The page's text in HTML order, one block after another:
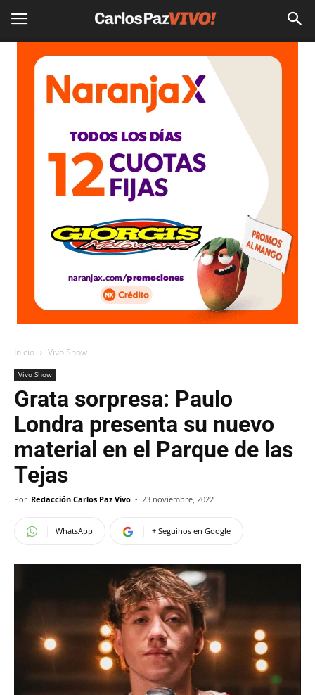
Inicio Vivo Show
Vivo Show
Grata sorpresa: Paulo
Londra presenta su nuevo
material en el Parque de las
Tejas
Por Redacción Carlos Paz Vivo - 23 noviembre, 2022
WhatsApp + Seguinos en Google